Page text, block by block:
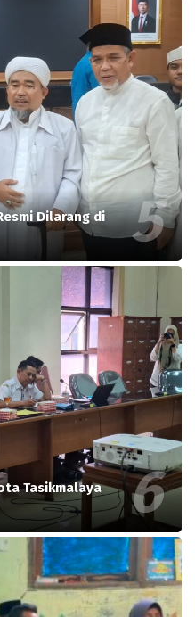
Dilarang di
Tasikmalaya